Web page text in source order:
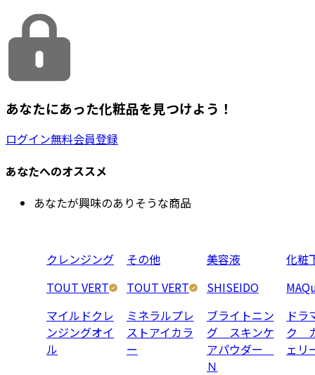
あなたにあった化粧品を見つけよう！
ログイン無料会員登録
あなたへのオススメ
あなたが興味のありそうな商品
クレンジング
TOUT VERT
マイルドクレ
ンジングオイ
ル
その他
TOUT VERT
ミネラルプレ
ストアイカラ
ー
美容液
SHISEIDO
ブライトニン
グ スキンケ
アパウダー
Ｎ
化粧
ドラ
ク
ェ